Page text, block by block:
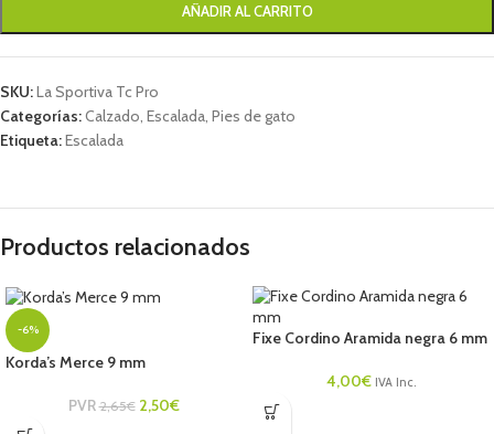
AÑADIR AL CARRITO
SKU:La Sportiva Tc Pro
Categorías:Calzado, Escalada, Pies de gato
Etiqueta:Escalada
Productos relacionados
-6%
Korda’s Merce 9 mm
PVR 2,65€ 2,50€
Fixe Cordino Aramida negra 6 mm
4,00€ IVA Inc.